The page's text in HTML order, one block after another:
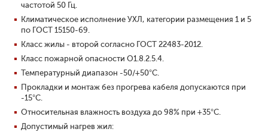
частотой 50 Гц.
Климатическое исполнение УХЛ, категории размещения 1 и 5
по ГОСТ 15150-69.
Класс жилы - второй согласно ГОСТ 22483-2012.
Класс пожарной опасности О1.8.2.5.4.
Температурный диапазон -50/+50°С.
Прокладки и монтаж без прогрева кабеля допускаются при
-15°С.
Относительная влажность воздуха до 98% при +35°С.
Допустимый нагрев жил: